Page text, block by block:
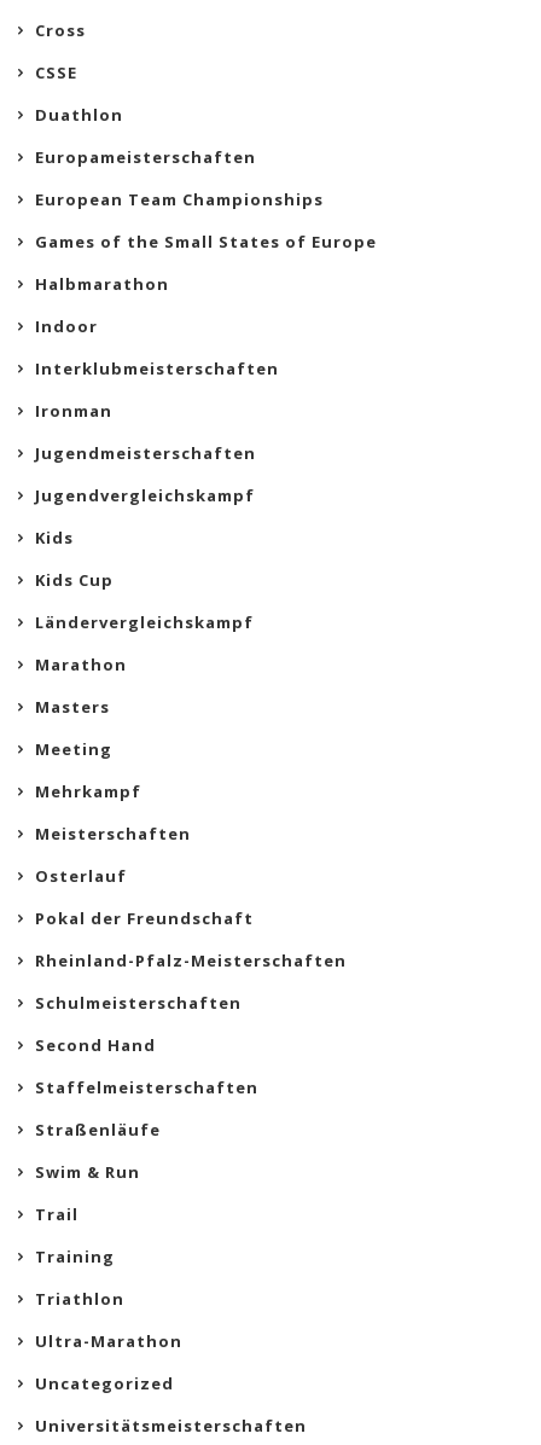
Cross
CSSE
Duathlon
Europameisterschaften
European Team Championships
Games of the Small States of Europe
Halbmarathon
Indoor
Interklubmeisterschaften
Ironman
Jugendmeisterschaften
Jugendvergleichskampf
Kids
Kids Cup
Ländervergleichskampf
Marathon
Masters
Meeting
Mehrkampf
Meisterschaften
Osterlauf
Pokal der Freundschaft
Rheinland-Pfalz-Meisterschaften
Schulmeisterschaften
Second Hand
Staffelmeisterschaften
Straßenläufe
Swim & Run
Trail
Training
Triathlon
Ultra-Marathon
Uncategorized
Universitätsmeisterschaften